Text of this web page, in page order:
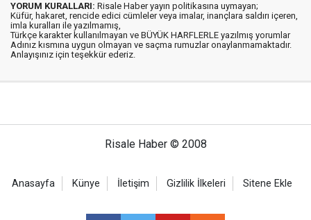
YORUM KURALLARI: Risale Haber yayın politikasına uymayan;
Küfür, hakaret, rencide edici cümleler veya imalar, inançlara saldırı içeren,
imla kuralları ile yazılmamış,
Türkçe karakter kullanılmayan ve BÜYÜK HARFLERLE yazılmış yorumlar
Adınız kısmına uygun olmayan ve saçma rumuzlar onaylanmamaktadır.
Anlayışınız için teşekkür ederiz.
Risale Haber © 2008
Anasayfa Künye İletişim Gizlilik İlkeleri Sitene Ekle